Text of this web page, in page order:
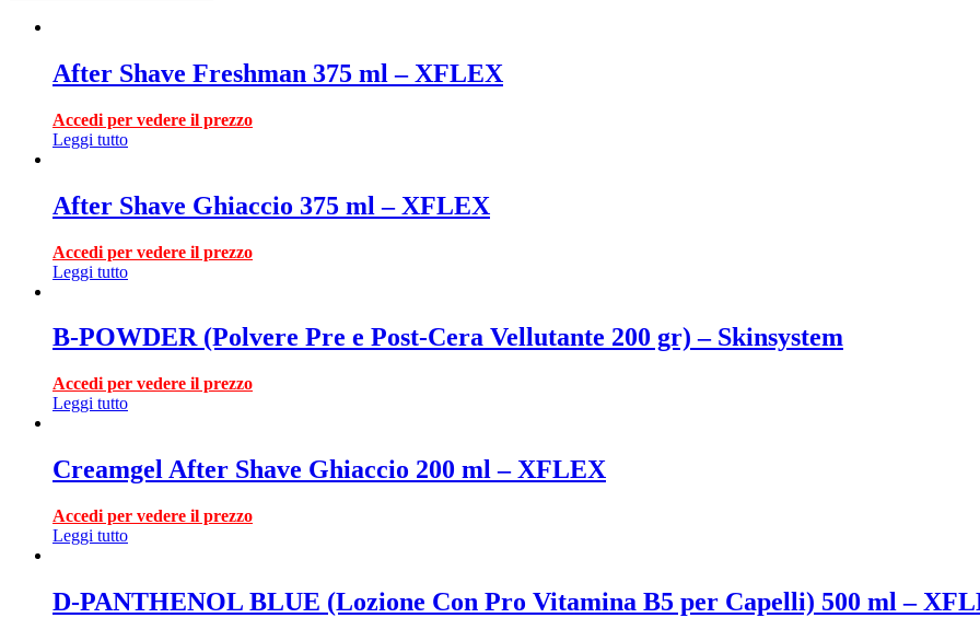
After Shave Freshman 375 ml – XFLEX
Accedi per vedere il prezzo
Leggi tutto
After Shave Ghiaccio 375 ml – XFLEX
Accedi per vedere il prezzo
Leggi tutto
B-POWDER (Polvere Pre e Post-Cera Vellutante 200 gr) – Skinsystem
Accedi per vedere il prezzo
Leggi tutto
Creamgel After Shave Ghiaccio 200 ml – XFLEX
Accedi per vedere il prezzo
Leggi tutto
D-PANTHENOL BLUE (Lozione Con Pro Vitamina B5 per Capelli) 500 ml –